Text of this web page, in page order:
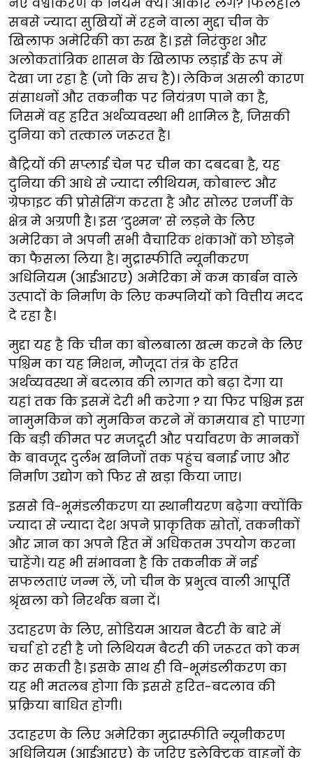
सबसे ज्यादा सुखियों में रहने वाला मुद्दा चीन के
खिलाफ अमेरिकी का रुख है। इसे निरंकुश और
अलोकतांत्रिक शासन के खिलाफ लड़ाई के रूप में
देखा जा रहा है (जो कि सच है)। लेकिन असली कारण
संसाधनों और तकनीक पर नियंत्रण पाने का है,
जिसमें वह हरित अर्थव्यवस्था भी शामिल है, जिसकी
दुनिया को तत्काल जरूरत है।
बैट्रियों की सप्लाई चेन पर चीन का दबदबा है, यह
दुनिया की आधे से ज्यादा लीथियम, कोबाल्ट और
ग्रेफाइट की प्रोसेसिंग करता है और सोलर एनर्जी के
क्षेत्र मे अग्रणी है। इस ‘दुश्मन’ से लड़ने के लिए
अमेरिका ने अपनी सभी वैचारिक शंकाओं को छोड़ने
का फैसला लिया है। मुद्रास्फीति न्यूनीकरण
अधिनियम (आईआरए) अमेरिका में कम कार्बन वाले
उत्पादों के निर्माण के लिए कम्पनियों को वित्तीय मदद
दे रहा है।
मुद्दा यह है कि चीन का बोलबाला खत्म करने के लिए
पश्चिम का यह मिशन, मौजूदा तंत्र के हरित
अर्थव्यवस्था में बदलाव की लागत को बढ़ा देगा या
यहां तक कि इसमें देरी भी करेगा ? या फिर पश्चिम इस
नामुमकिन को मुमकिन करने में कामयाब हो पाएगा
कि बड़ी कीमत पर मजदूरी और पर्यावरण के मानकों
के बावजूद दुर्लभ खनिजों तक पहुंच बनाई जाए और
निर्माण उद्योग को फिर से खड़ा किया जाए।
इससे वि-भूमंडलीकरण या स्थानीयरण बढ़ेगा क्योंकि
ज्यादा से ज्यादा देश अपने प्राकृतिक स्रोतों, तकनीकों
और ज्ञान का अपने हित में अधिकतम उपयोग करना
चाहेंगे। यह भी संभावना है कि तकनीक में नई
सफलताएं जन्म लें, जो चीन के प्रभुत्व वाली आपूर्ति
श्रृंखला को निरर्थक बना दें।
उदाहरण के लिए, सोडियम आयन बैटरी के बारे में
चर्चा हो रही है जो लिथियम बैटरी की जरूरत को कम
कर सकती है। इसके साथ ही वि-भूमंडलीकरण का
यह भी मतलब होगा कि इससे हरित-बदलाव की
प्रक्रिया बाधित होगी।
उदाहरण के लिए अमेरिका मुद्रास्फीति न्यूनीकरण
अधिनियम (आईआरए) के जरिए इलेक्ट्रिक वाहनों के